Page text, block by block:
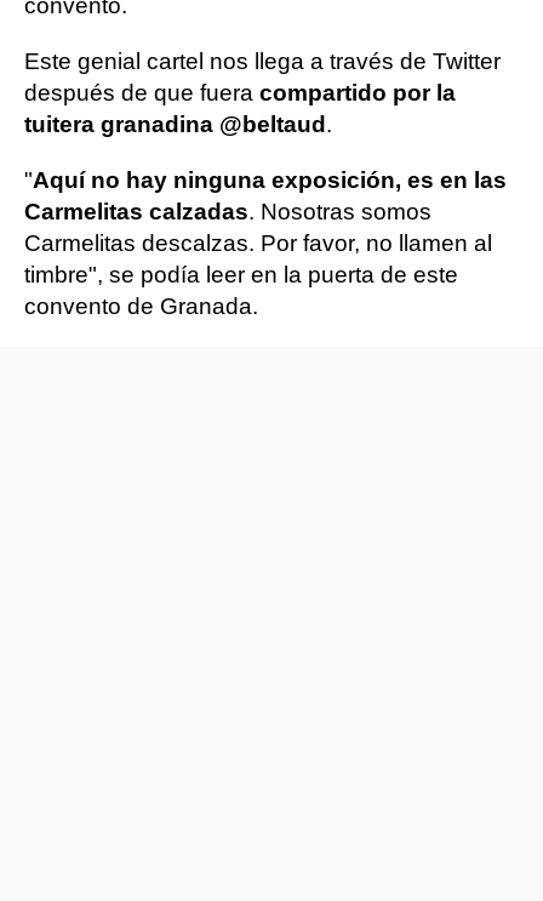
convento.
Este genial cartel nos llega a través de Twitter
después de que fuera compartido por la
tuitera granadina @beltaud .
"Aquí no hay ninguna exposición, es en las
Carmelitas calzadas. Nosotras somos
Carmelitas descalzas. Por favor, no llamen al
timbre", se podía leer en la puerta de este
convento de Granada.